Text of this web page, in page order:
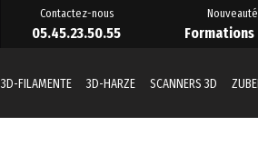
05.45.23.50.55
Contactez-nous
Formations
3D-FILAMENTE 3D-HARZE SCANNERS 3D